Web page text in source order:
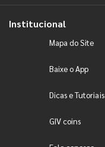
Institucional
Mapa do Site
Baixe o App
Dicas e Tutoriais
GIV coins